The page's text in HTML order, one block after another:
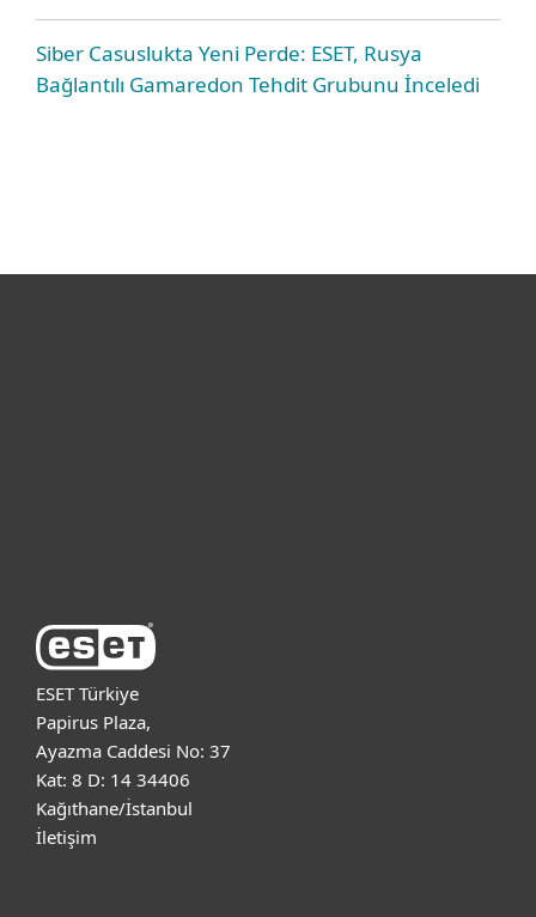
Siber Casuslukta Yeni Perde: ESET, Rusya
Bağlantılı Gamaredon Tehdit Grubunu İnceledi
ESET Türkiye
Papirus Plaza,
Ayazma Caddesi No: 37
Kat: 8 D: 14 34406
Kağıthane/İstanbul
İletişim